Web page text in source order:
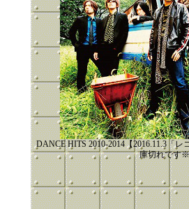
DANCE HITS 2010-2014【2016.11.3「
庫切れです※